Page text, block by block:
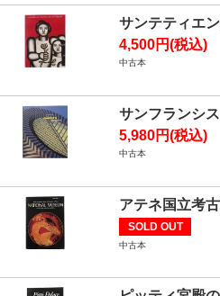
サンテティエ
4,500円(税込)
中古本
サンフランシ
5,980円(税込)
中古本
アテネ国立考
SOLD OUT
中古本